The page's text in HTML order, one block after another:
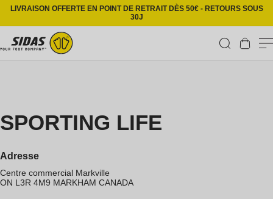
Ignorer et passer au contenu
LIVRAISON OFFERTE EN POINT DE RETRAIT DÈS 50€ - RETOURS SOUS
30J
Panier
SPORTING LIFE
Adresse
Centre commercial Markville
ON L3R 4M9 MARKHAM CANADA